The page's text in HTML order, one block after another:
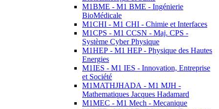
M1BME - M1 BME - Ingénierie
BioMédicale
M1CHI - M1 CHI - Chimie et Interfaces
M1CPS - M1 CCSN - Maj. CPS -
Système Cyber Physique
M1HEP - M1 HEP - Physique des Hautes
Energies
M1IES - M1 IES - Innovation, Entreprise
et Société
M1MATHJHADA - M1 MJH -
Mathematiques Jacques Hadamard
M1MEC - M1 Mech - Mecanique